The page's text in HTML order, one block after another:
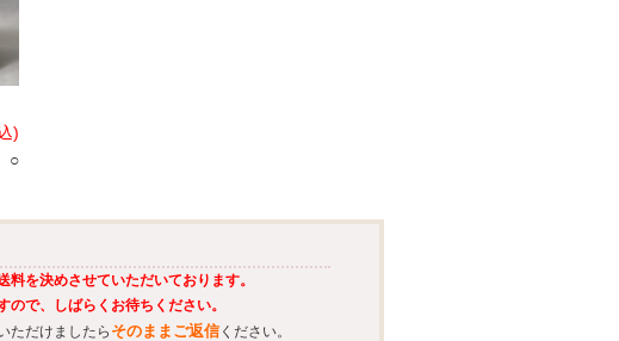
)
○
を決めさせていただいております。
で、しばらくお待ちください。
ただけましたら そのままご返信 ください。